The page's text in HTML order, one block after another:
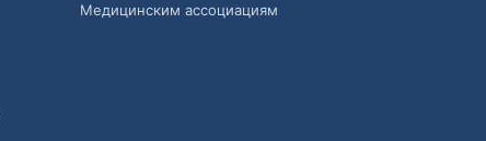
Медицинским ассоциациям